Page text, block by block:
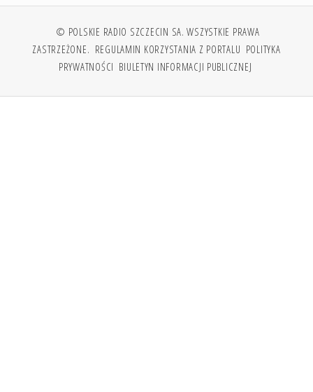
© POLSKIE RADIO SZCZECIN SA. WSZYSTKIE PRAWA
ZASTRZEŻONE. REGULAMIN KORZYSTANIA Z PORTALU POLITYKA
PRYWATNOŚCI BIULETYN INFORMACJI PUBLICZNEJ